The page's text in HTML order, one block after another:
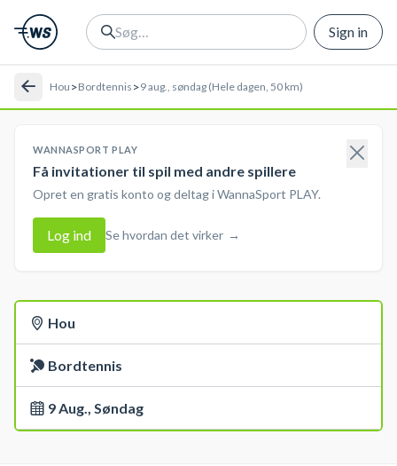
Sign in
Hou >Bordtennis >9 aug., søndag (Hele dagen, 50 km)
WANNASPORT PLAY
Få invitationer til spil med andre spillere
Opret en gratis konto og deltag i WannaSport PLAY.
Log ind Se hvordan det virker →
Hou
Bordtennis
9 Aug., Søndag